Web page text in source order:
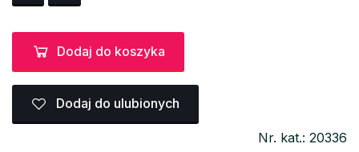
Dodaj do koszyka
Dodaj do ulubionych
Nr. kat.: 20336